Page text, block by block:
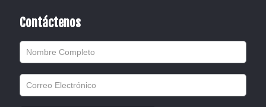
Contáctenos